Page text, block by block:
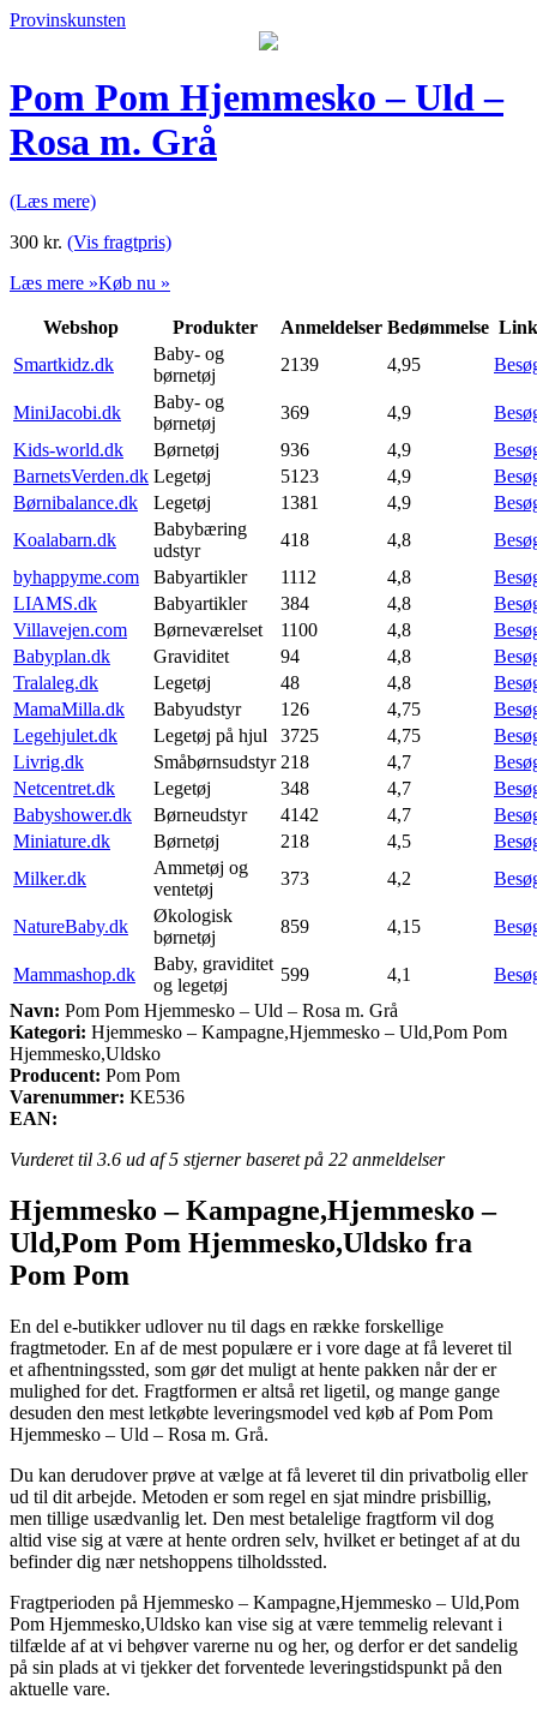
Provinskunsten
Pom Pom Hjemmesko – Uld –
Rosa m. Grå
(Læs mere)
300 kr. (Vis fragtpris)
Læs mere »Køb nu »
Webshop Produkter Anmeldelser Bedømmelse Link
Smartkidz.dk
Baby- og
børnetøj
2139 4,95
MiniJacobi.dk
Baby- og
børnetøj
369 4,9
Kids-world.dk
Børnetøj 936 4,9
BarnetsVerden.dk Legetøj 5123 4,9
Børnibalance.dk
Legetøj 1381 4,9
Koalabarn.dk
Babybæring
udstyr
418 4,8
byhappyme.com
Babyartikler 1112 4,8
LIAMS.dk
Babyartikler 384 4,8
Villavejen.com
Børneværelset 1100 4,8
Babyplan.dk
Graviditet 94 4,8
Tralaleg.dk
Legetøj 48 4,8
MamaMilla.dk
Babyudstyr 126 4,75
Legehjulet.dk
Legetøj på hjul 3725 4,75
Livrig.dk
Småbørnsudstyr 218 4,7
Netcentret.dk
Legetøj 348 4,7
Babyshower.dk
Børneudstyr 4142 4,7
Miniature.dk
Børnetøj 218 4,5
Milker.dk
Ammetøj og
ventetøj
373 4,2
NatureBaby.dk
Økologisk
børnetøj
859 4,15
Mammashop.dk
Baby, graviditet
og legetøj
599 4,1
Navn: Pom Pom Hjemmesko – Uld – Rosa m. Grå
Kategori: Hjemmesko – Kampagne,Hjemmesko – Uld,Pom Pom
Hjemmesko,Uldsko
Producent: Pom Pom
Varenummer: KE536
EAN:
Vurderet til 3.6 ud af 5 stjerner baseret på 22 anmeldelser
Hjemmesko – Kampagne,Hjemmesko –
Uld,Pom Pom Hjemmesko,Uldsko fra
Pom Pom
En del e-butikker udlover nu til dags en række forskellige
fragtmetoder. En af de mest populære er i vore dage at få leveret til
et afhentningssted, som gør det muligt at hente pakken når der er
mulighed for det. Fragtformen er altså ret ligetil, og mange gange
desuden den mest letkøbte leveringsmodel ved køb af Pom Pom
Hjemmesko – Uld – Rosa m. Grå.
Du kan derudover prøve at vælge at få leveret til din privatbolig eller
ud til dit arbejde. Metoden er som regel en sjat mindre prisbillig,
men tillige usædvanlig let. Den mest betalelige fragtform vil dog
altid vise sig at være at hente ordren selv, hvilket er betinget af at du
befinder dig nær netshoppens tilholdssted.
Fragtperioden på Hjemmesko – Kampagne,Hjemmesko – Uld,Pom
Pom Hjemmesko,Uldsko kan vise sig at være temmelig relevant i
tilfælde af at vi behøver varerne nu og her, og derfor er det sandelig
på sin plads at vi tjekker det forventede leveringstidspunkt på den
aktuelle vare.